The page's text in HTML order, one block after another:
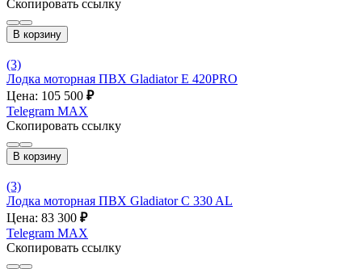
Скопировать ссылку
В корзину
(3)
Лодка моторная ПВХ Gladiator E 420PRO
Цена: 105 500 ₽
Telegram MAX
Скопировать ссылку
В корзину
(3)
Лодка моторная ПВХ Gladiator C 330 AL
Цена: 83 300 ₽
Telegram MAX
Скопировать ссылку